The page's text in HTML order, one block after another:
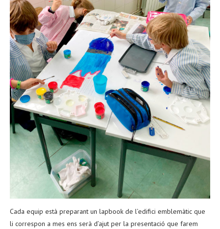
Cada equip està preparant un lapbook de l’edifici emblemàtic que
li correspon a mes ens serà d’ajut per la presentació que farem